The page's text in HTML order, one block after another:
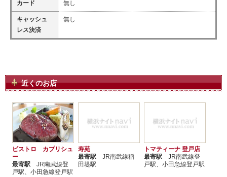
カード 無し
キャッシュ
レス決済
無し
近くのお店
ビストロ カプリシュ
ー
最寄駅 JR南武線登
戸駅、小田急線登戸駅
寿苑
最寄駅 JR南武線稲
田堤駅
トマティーナ 登戸店
最寄駅 JR南武線登
戸駅、小田急線登戸駅